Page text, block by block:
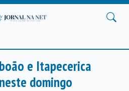
e Itapecerica
domingo